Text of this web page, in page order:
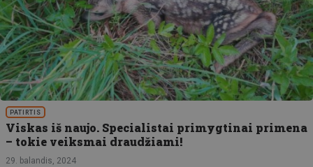
PATIRTIS
Viskas iš naujo. Specialistai primygtinai primena
– tokie veiksmai draudžiami!
29. balandis, 2024